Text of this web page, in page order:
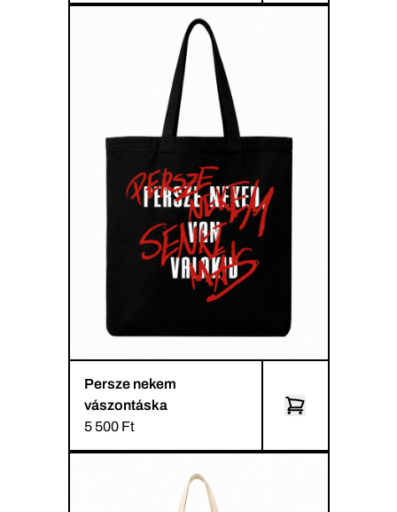
Persze nekem
vászontáska
5 500 Ft